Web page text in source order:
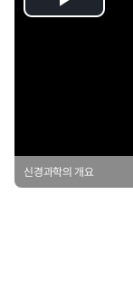
Play
신경과학의 개요